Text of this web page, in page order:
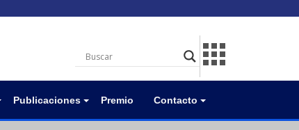
seguros utilizan
Publicaciones Premio Contacto